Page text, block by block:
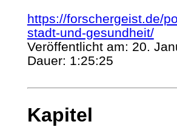
https://forschergeist.de/
stadt-und-gesundheit/
Veröffentlicht am: 20.
Dauer: 1:25:25
Kapitel